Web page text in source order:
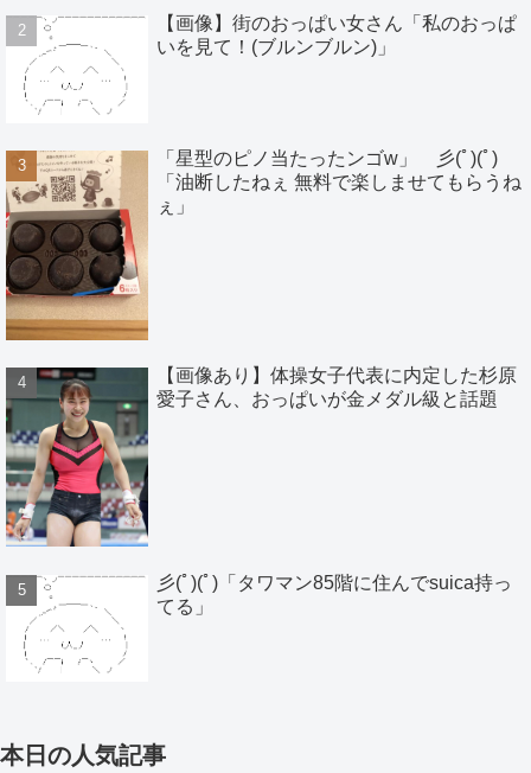
【画像】街のおっぱい女さん「私のおっぱ
いを見て！(ブルンブルン)」
「星型のピノ当たったンゴw」 彡(ﾟ)(ﾟ)
「油断したねぇ 無料で楽しませてもらうね
ぇ」
【画像あり】体操女子代表に内定した杉原
愛子さん、おっぱいが金メダル級と話題
彡(ﾟ)(ﾟ)「タワマン85階に住んでsuica持っ
てる」
本日の人気記事